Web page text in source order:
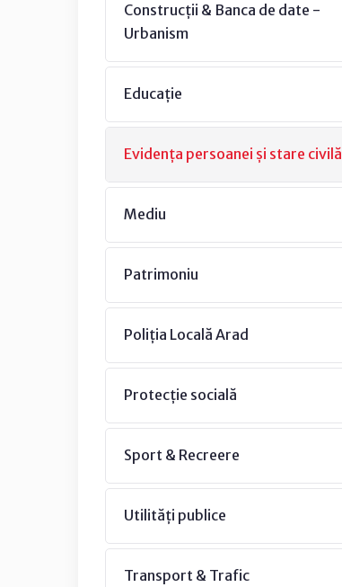
Construcții & Banca de date -
Urbanism
Educație
Evidența persoanei și stare civilă
Mediu
Patrimoniu
Poliția Locală Arad
Protecție socială
Sport & Recreere
Utilități publice
Transport & Trafic